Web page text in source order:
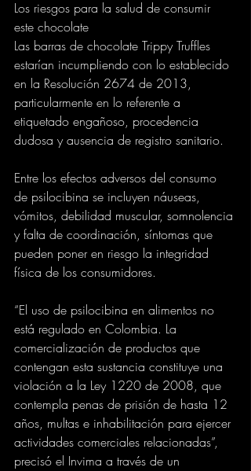
Los riesgos para la salud de consumir
este chocolate
Las barras de chocolate Trippy Truffles
estarían incumpliendo con lo establecido
en la Resolución 2674 de 2013,
particularmente en lo referente a
etiquetado engañoso, procedencia
dudosa y ausencia de registro sanitario.
Entre los efectos adversos del consumo
de psilocibina se incluyen náuseas,
vómitos, debilidad muscular, somnolencia
y falta de coordinación, síntomas que
pueden poner en riesgo la integridad
física de los consumidores.
“El uso de psilocibina en alimentos no
está regulado en Colombia. La
comercialización de productos que
contengan esta sustancia constituye una
violación a la Ley 1220 de 2008, que
contempla penas de prisión de hasta 12
años, multas e inhabilitación para ejercer
actividades comerciales relacionadas”,
precisó el Invima a través de un